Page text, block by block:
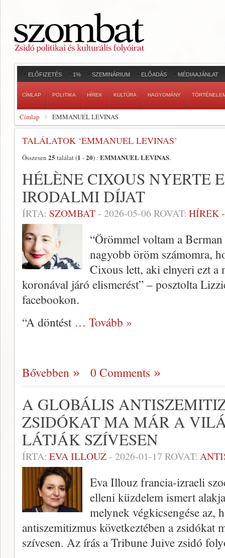
ELŐFIZETÉS 1% SZEMINÁRIUM ELŐADÁS MÉDIAAJÁNLAT
CÍMLAP POLITIKA HÍREK KULTÚRA HAGYOMÁNY
Címlap EMMANUEL LEVINAS
TALÁLATOK ‘EMMANUEL LEVINAS’
Összesen 25 találat (1 -20) : EMMANUEL LEVINAS.
HÉLÈNE CIXOUS NYERTE
IRODALMI DÍJAT
ÍRTA: SZOMBAT- 2026-05-06 ROVAT: HÍREK
“Örömmel voltam a
nagyobb öröm számomra,
Cixous lett, aki elnyeri ezt
koronával járó elismerést” – posztolta
facebookon.
“A döntést … Tovább »
Bővebben 0 Comments
A GLOBÁLIS
ZSIDÓKAT MA MÁR A
LÁTJÁK SZÍVESEN
ÍRTA: EVA ILLOUZ- 2026-01-17 ROVAT:
Eva Illouz francia-izraeli
elleni küzdelem ismert
melynek végkicsengése az,
antiszemitizmus következtében a zsidókat
szívesen. Az írás a Tribune Juive zsidó